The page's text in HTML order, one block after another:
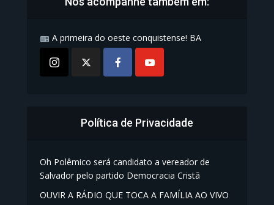
A primeira do oeste conquistense! BA
Política de Privacidade
Oh Polêmico será candidato a vereador de
Salvador pelo partido Democracia Cristã
OUVIR A RÁDIO QUE TOCA A FAMÍLIA AO VIVO